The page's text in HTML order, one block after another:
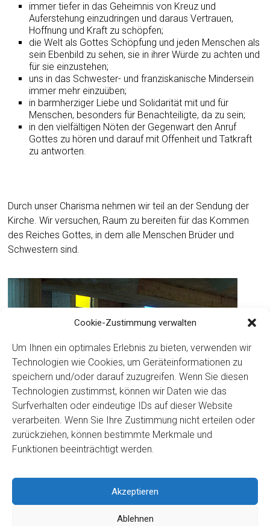
Cookie-Zustimmung verwalten
Um Ihnen ein optimales Erlebnis zu bieten, verwenden wir
Technologien wie Cookies, um Geräteinformationen zu
speichern und/oder darauf zuzugreifen. Wenn Sie diesen
Technologien zustimmst, können wir Daten wie das
Surfverhalten oder eindeutige IDs auf dieser Website
verarbeiten. Wenn Sie Ihre Zustimmung nicht erteilen oder
zurückziehen, können bestimmte Merkmale und
Funktionen beeinträchtigt werden.
Akzeptieren
Ablehnen
immer tiefer in das Geheimnis von Kreuz und
Auferstehung einzudringen und daraus Vertrauen,
Hoffnung und Kraft zu schöpfen;
die Welt als Gottes Schöpfung und jeden Menschen als
sein Ebenbild zu sehen, sie in ihrer Würde zu achten und
für sie einzustehen;
uns in das Schwester- und franziskanische Mindersein
immer mehr einzuüben;
in barmherziger Liebe und Solidarität mit und für
Menschen, besonders für Benachteiligte, da zu sein;
in den vielfältigen Nöten der Gegenwart den Anruf
Gottes zu hören und darauf mit Offenheit und Tatkraft
zu antworten.
Durch unser Charisma nehmen wir teil an der Sendung der
Kirche. Wir versuchen, Raum zu bereiten für das Kommen
des Reiches Gottes, in dem alle Menschen Brüder und
Schwestern sind.
Kloster Ingenbohl – Provinz Schweiz